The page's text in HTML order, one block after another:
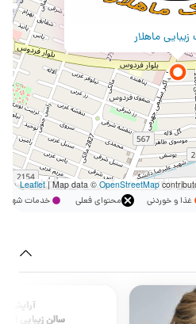
ماهلار
|Map data ©OpenStreetMap
غذا و خوردنی محتوای فعلی خدمات